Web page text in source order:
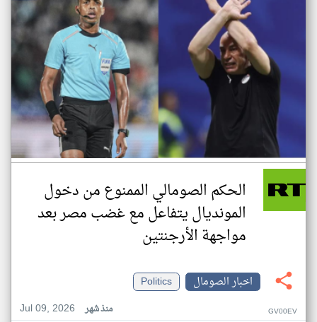
الحكم الصومالي الممنوع من دخول
المونديال يتفاعل مع غضب مصر بعد
مواجهة الأرجنتين
اخبار الصومال
Politics
Jul 09, 2026
منذ شهر GV00EV